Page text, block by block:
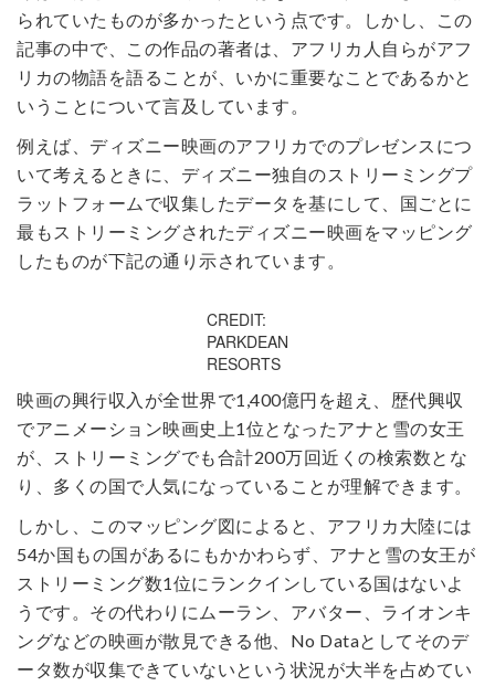
られていたものが多かったという点です。しかし、この
記事の中で、この作品の著者は、アフリカ人自らがアフ
リカの物語を語ることが、いかに重要なことであるかと
いうことについて言及しています。
例えば、ディズニー映画のアフリカでのプレゼンスにつ
いて考えるときに、ディズニー独自のストリーミングプ
ラットフォームで収集したデータを基にして、国ごとに
最もストリーミングされたディズニー映画をマッピング
したものが下記の通り示されています。
CREDIT:
PARKDEAN
RESORTS
映画の興行収入が全世界で1,400億円を超え、歴代興収
でアニメーション映画史上1位となったアナと雪の女王
が、ストリーミングでも合計200万回近くの検索数とな
り、多くの国で人気になっていることが理解できます。
しかし、このマッピング図によると、アフリカ大陸には
54か国もの国があるにもかかわらず、アナと雪の女王が
ストリーミング数1位にランクインしている国はないよ
うです。その代わりにムーラン、アバター、ライオンキ
ングなどの映画が散見できる他、No Dataとしてそのデ
ータ数が収集できていないという状況が大半を占めてい